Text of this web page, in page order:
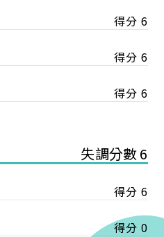
得分 6
得分 6
得分 6
失調分數 6
得分 6
得分 0
繳費，繳費資訊如下
會員入會時繳納；常年會
經健康培訓暨發展協會
東路分行